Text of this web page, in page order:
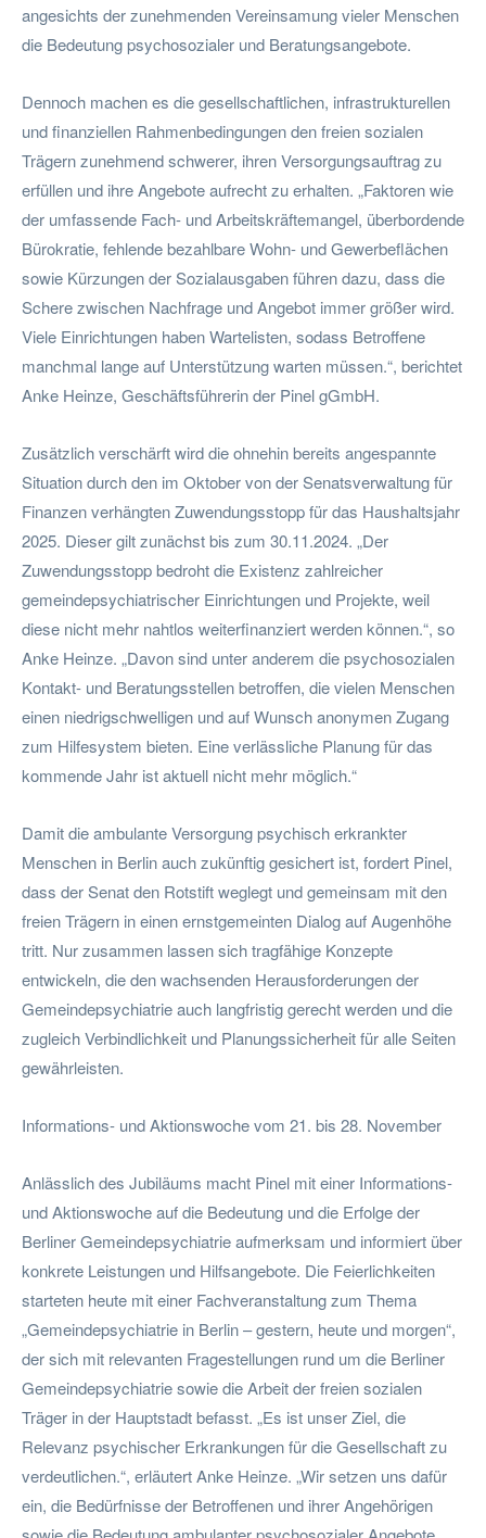
angesichts der zunehmenden Vereinsamung vieler Menschen
die Bedeutung psychosozialer und Beratungsangebote.
Dennoch machen es die gesellschaftlichen, infrastrukturellen
und finanziellen Rahmenbedingungen den freien sozialen
Trägern zunehmend schwerer, ihren Versorgungsauftrag zu
erfüllen und ihre Angebote aufrecht zu erhalten. „Faktoren wie
der umfassende Fach- und Arbeitskräftemangel, überbordende
Bürokratie, fehlende bezahlbare Wohn- und Gewerbeflächen
sowie Kürzungen der Sozialausgaben führen dazu, dass die
Schere zwischen Nachfrage und Angebot immer größer wird.
Viele Einrichtungen haben Wartelisten, sodass Betroffene
manchmal lange auf Unterstützung warten müssen.“, berichtet
Anke Heinze, Geschäftsführerin der Pinel gGmbH.
Zusätzlich verschärft wird die ohnehin bereits angespannte
Situation durch den im Oktober von der Senatsverwaltung für
Finanzen verhängten Zuwendungsstopp für das Haushaltsjahr
2025. Dieser gilt zunächst bis zum 30.11.2024. „Der
Zuwendungsstopp bedroht die Existenz zahlreicher
gemeindepsychiatrischer Einrichtungen und Projekte, weil
diese nicht mehr nahtlos weiterfinanziert werden können.“, so
Anke Heinze. „Davon sind unter anderem die psychosozialen
Kontakt- und Beratungsstellen betroffen, die vielen Menschen
einen niedrigschwelligen und auf Wunsch anonymen Zugang
zum Hilfesystem bieten. Eine verlässliche Planung für das
kommende Jahr ist aktuell nicht mehr möglich.“
Damit die ambulante Versorgung psychisch erkrankter
Menschen in Berlin auch zukünftig gesichert ist, fordert Pinel,
dass der Senat den Rotstift weglegt und gemeinsam mit den
freien Trägern in einen ernstgemeinten Dialog auf Augenhöhe
tritt. Nur zusammen lassen sich tragfähige Konzepte
entwickeln, die den wachsenden Herausforderungen der
Gemeindepsychiatrie auch langfristig gerecht werden und die
zugleich Verbindlichkeit und Planungssicherheit für alle Seiten
gewährleisten.
Informations- und Aktionswoche vom 21. bis 28. November
Anlässlich des Jubiläums macht Pinel mit einer Informations-
und Aktionswoche auf die Bedeutung und die Erfolge der
Berliner Gemeindepsychiatrie aufmerksam und informiert über
konkrete Leistungen und Hilfsangebote. Die Feierlichkeiten
starteten heute mit einer Fachveranstaltung zum Thema
„Gemeindepsychiatrie in Berlin – gestern, heute und morgen“,
der sich mit relevanten Fragestellungen rund um die Berliner
Gemeindepsychiatrie sowie die Arbeit der freien sozialen
Träger in der Hauptstadt befasst. „Es ist unser Ziel, die
Relevanz psychischer Erkrankungen für die Gesellschaft zu
verdeutlichen.“, erläutert Anke Heinze. „Wir setzen uns dafür
ein, die Bedürfnisse der Betroffenen und ihrer Angehörigen